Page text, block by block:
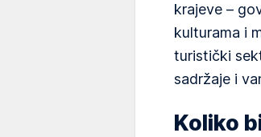
krajeve –
kulturama i
turistički
sadržaje i
Koliko